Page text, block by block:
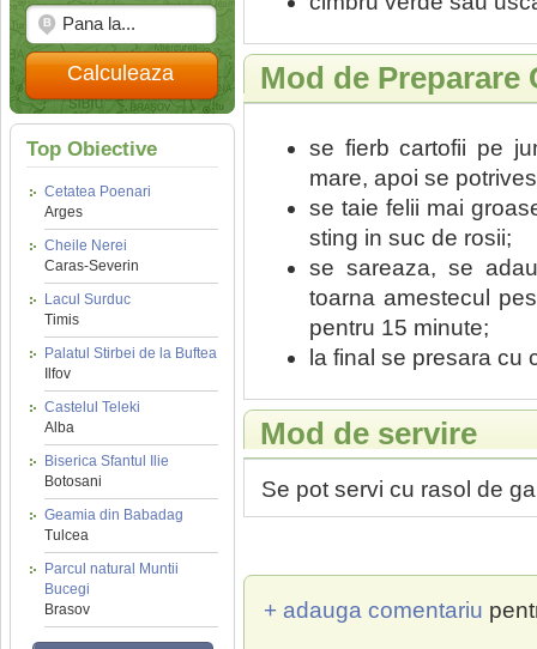
Calculeaza
Top Obiective
Cetatea Poenari
Arges
Cheile Nerei
Caras-Severin
Lacul Surduc
Timis
Palatul Stirbei de la Buftea
Ilfov
Castelul Teleki
Alba
Biserica Sfantul Ilie
Botosani
Geamia din Babadag
Tulcea
Parcul natural Muntii
Bucegi
Brasov
Mod de Preparare
se fierb cartofii pe
mare, apoi se
se taie felii mai
sting in suc de rosii;
se sareaza, se
toarna amestecul
pentru 15 minute;
la final se presara cu
Mod de servire
Se pot servi cu rasol de
+ adauga comentariu